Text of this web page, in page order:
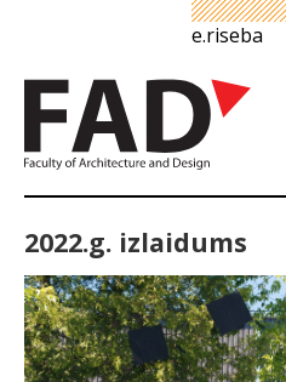
e.riseba
2022.g. izlaidums